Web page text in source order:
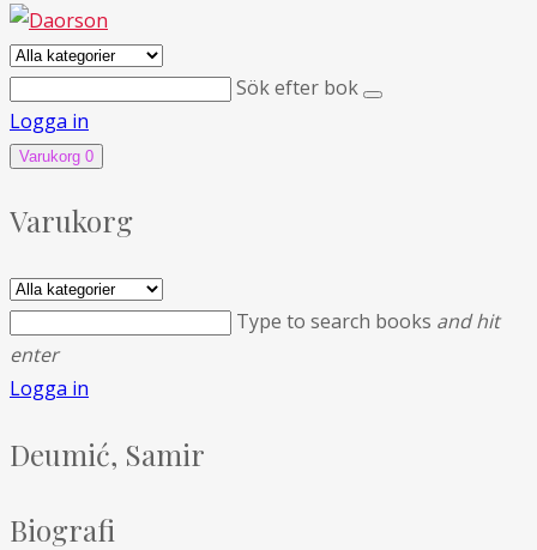
Sök efter bok
Logga in
Varukorg 0
Varukorg
Type to search books and hit
enter
Logga in
Deumić, Samir
Biografi